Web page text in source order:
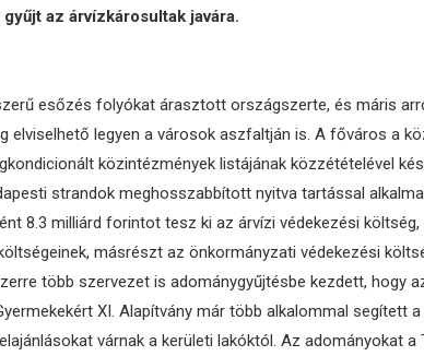
az árvízkárosultak javára.
esőzés folyókat árasztott országszerte, és máris
elviselhető legyen a városok aszfaltján is. A főváros a
közintézmények listájának közzétételével
strandok meghosszabbított nyitva tartással
8.3 milliárd forintot tesz ki az árvízi védekezési költség,
másrészt az önkormányzati védekezési
több szervezet is adománygyűjtésbe kezdett, hogy
XI. Alapítvány már több alkalommal segített a
várnak a kerületi lakóktól. Az adományokat a